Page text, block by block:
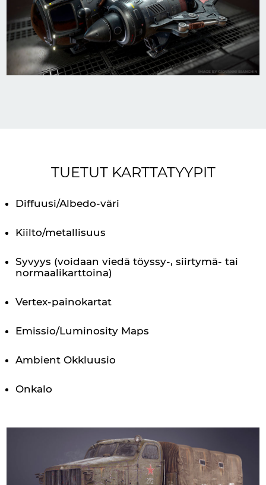
TUETUT KARTTATYYPIT
Diffuusi/Albedo-väri
Kiilto/metallisuus
Syvyys (voidaan viedä töyssy-, siirtymä- tai
normaalikarttoina)
Vertex-painokartat
Emissio/Luminosity Maps
Ambient Okkluusio
Onkalo